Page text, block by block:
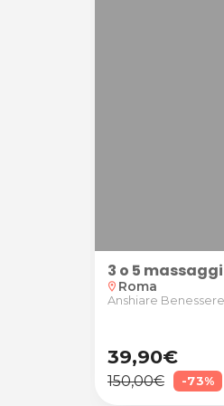
Anshiare Benessere E
3 o 5
location_on Roma
Anshiare
39,90€
150,00€ -73%